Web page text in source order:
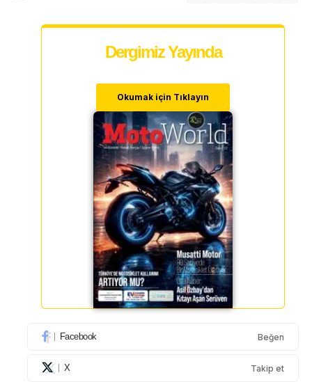
Dergimiz Yayında
Okumak için Tıklayın
Facebook Beğen
X Takip et